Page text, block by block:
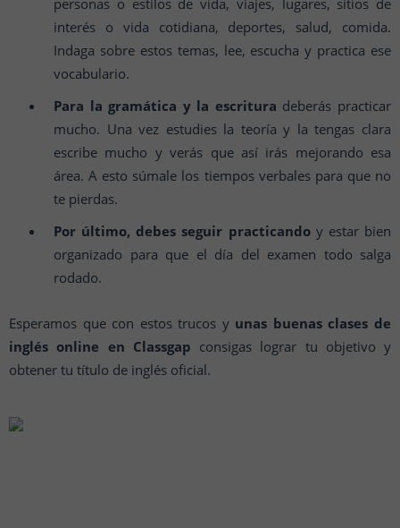
personas o estilos de vida, viajes, lugares, sitios de
interés o vida cotidiana, deportes, salud, comida.
Indaga sobre estos temas, lee, escucha y practica ese
vocabulario.
Para la gramática y la escritura deberás practicar
mucho. Una vez estudies la teoría y la tengas clara
escribe mucho y verás que así irás mejorando esa
área. A esto súmale los tiempos verbales para que no
te pierdas.
Por último, debes seguir practicandoy estar bien
organizado para que el día del examen todo salga
rodado.
Esperamos que con estos trucos y unas buenas clases de
inglés online en Classgap consigas lograr tu objetivo y
obtener tu título de inglés oficial.